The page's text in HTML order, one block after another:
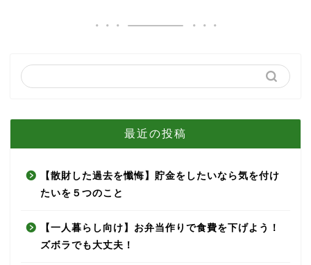
最近の投稿
【散財した過去を懺悔】貯金をしたいなら気を付け
たいを５つのこと
【一人暮らし向け】お弁当作りで食費を下げよう！
ズボラでも大丈夫！